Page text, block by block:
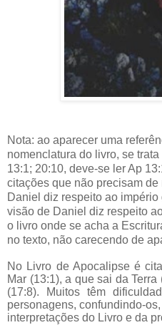
Nota: ao aparecer uma
nomenclatura do livro, se
13:1; 20:10, deve-se ler Ap
citações que não precisam
Daniel diz respeito ao império
visão de Daniel diz respeito
o livro onde se acha a
no texto, não carecendo de
No Livro de Apocalipse é
Mar (13:1), a que sai da
(17:8). Muitos têm
personagens, confundindo-
interpretações do Livro e da